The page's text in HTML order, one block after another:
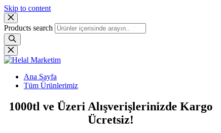
Skip to content
Products search
Ana Sayfa
Tüm Ürünlerimiz
1000tl ve Üzeri Alışverişlerinizde Kargo
Ücretsiz!